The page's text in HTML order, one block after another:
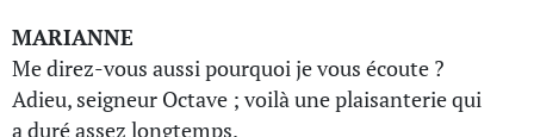
MARIANNE
Me direz-vous aussi pourquoi je vous écoute ?
Adieu, seigneur Octave ; voilà une plaisanterie qui
a duré assez longtemps.